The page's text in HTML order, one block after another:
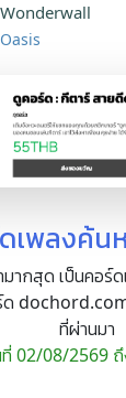
Wonderwall
Oasis
เพลงค้น
ากสุด เป็นคอร์
ด
ที่ผ่านมา
02/08/2569